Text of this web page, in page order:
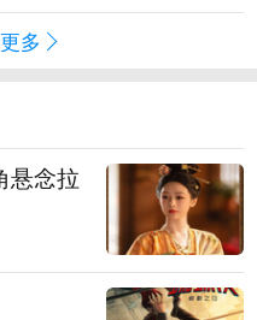
多
悬念拉